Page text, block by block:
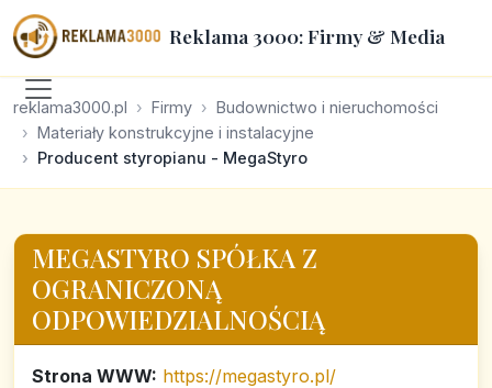
Reklama 3000: Firmy & Media
reklama3000.pl Firmy
Budownictwo i nieruchomości
Materiały konstrukcyjne i instalacyjne
Producent styropianu - MegaStyro
MEGASTYRO SPÓŁKA Z
OGRANICZONĄ
ODPOWIEDZIALNOŚCIĄ
Strona WWW: https://megastyro.pl/